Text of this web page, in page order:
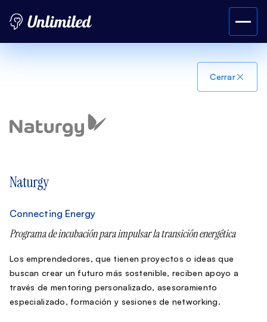
Cerrar
Naturgy
Connecting Energy
Programa de incubación para impulsar la transición energética
Los emprendedores, que tienen proyectos o ideas que
buscan crear un futuro más sostenible, reciben apoyo a
través de mentoring personalizado, asesoramiento
especializado, formación y sesiones de networking.